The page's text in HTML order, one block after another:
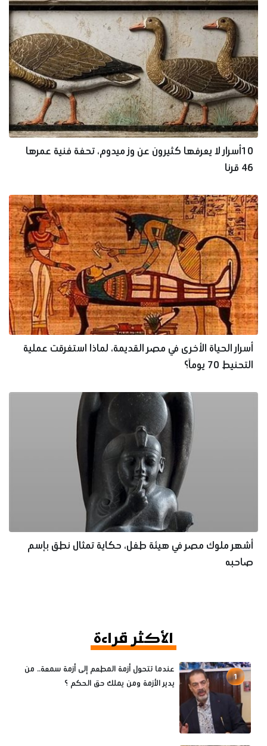
10أسرار لا يعرفها كثيرون عن وز ميدوم، تحفة فنية عمرها
46 قرنا
أسرار الحياة الأخرى في مصر القديمة، لماذا استغرقت عملية
التحنيط 70 يوماً؟
أشهر ملوك مصر في هيئة طفل، حكاية تمثال نطق بإسم
صاحبه
الأكثر قراءة
1
عندما تتحول أزمة المطعم إلى أزمة سمعة.. من
يدير الأزمة ومن يملك حق الحكم ؟